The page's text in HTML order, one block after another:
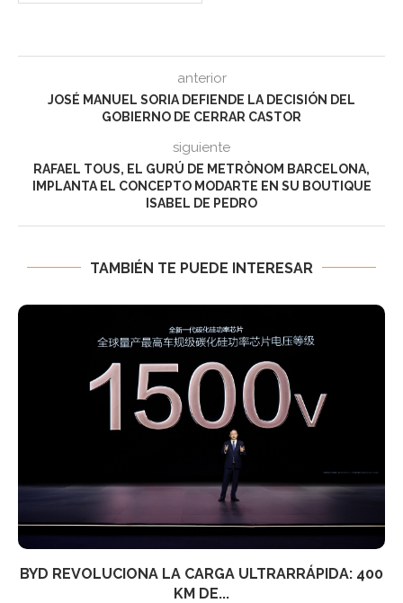
anterior
JOSÉ MANUEL SORIA DEFIENDE LA DECISIÓN DEL
GOBIERNO DE CERRAR CASTOR
siguiente
RAFAEL TOUS, EL GURÚ DE METRÒNOM BARCELONA,
IMPLANTA EL CONCEPTO MODARTE EN SU BOUTIQUE
ISABEL DE PEDRO
TAMBIÉN TE PUEDE INTERESAR
BYD REVOLUCIONA LA CARGA ULTRARRÁPIDA: 400
KM DE...